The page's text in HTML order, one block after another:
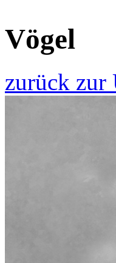
Vögel
zurück zur